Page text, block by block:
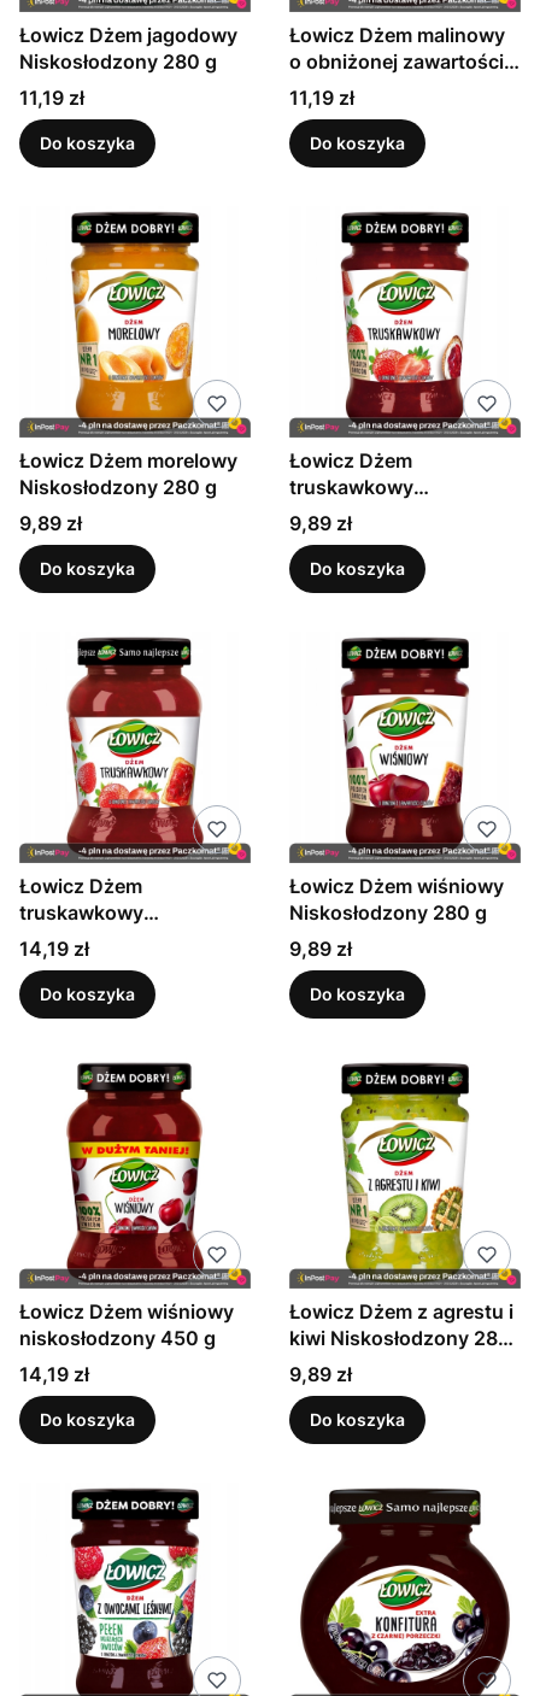
Łowicz Dżem jagodowy
Niskosłodzony 280 g
Cena
11,19 zł
Do koszyka
Łowicz Dżem malinowy
o obniżonej zawartości
cukrów 280 g
Cena
11,19 zł
Do koszyka
Łowicz Dżem morelowy
Niskosłodzony 280 g
Cena
9,89 zł
Do koszyka
Łowicz Dżem
truskawkowy
Niskosłodzony 280 g
Cena
9,89 zł
Do koszyka
Łowicz Dżem
truskawkowy
Niskosłodzony 450 g
Cena
14,19 zł
Do koszyka
Łowicz Dżem wiśniowy
Niskosłodzony 280 g
Cena
9,89 zł
Do koszyka
Łowicz Dżem wiśniowy
niskosłodzony 450 g
Cena
14,19 zł
Do koszyka
Łowicz Dżem z agrestu i
kiwi Niskosłodzony 280
g
Cena
9,89 zł
Do koszyka